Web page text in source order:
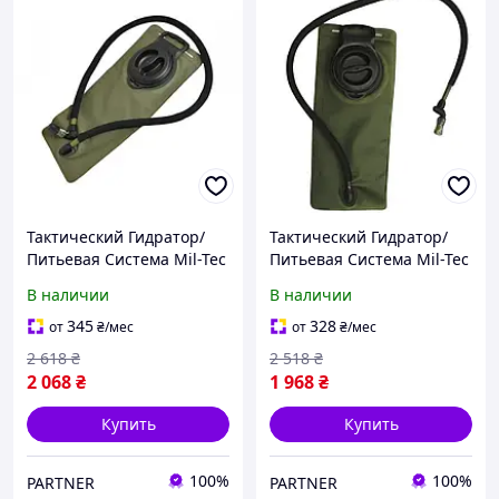
Тактический Гидратор/
Питьевая Система Mil-Tec
(14541201)
В наличии
от345₴/мес
2 068₴
2 618 ₴
Купить
PARTNER 100%
Тактический Гидратор/
Питьевая Система Mil-Tec
(14541101)
В наличии
от328₴/мес
1 968₴
2 518 ₴
Купить
PARTNER 100%